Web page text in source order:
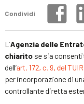
Condividi
L’Agenzia delle
chiarito se sia
dell’art. 172, c. 9, del TUIR
per incorporazione di
controllante diretta